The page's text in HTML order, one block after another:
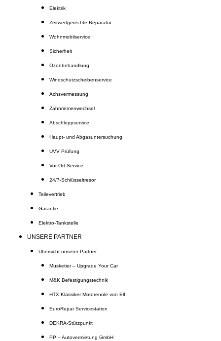
Elektrik
Zeitwertgerechte Reparatur
Wohnmobilservice
Sicherheit
Ozonbehandlung
Windschutzscheibenservice
Achsvermessung
Zahnriemenwechsel
Abschleppservice
Haupt- und Abgasuntersuchung
UVV Prüfung
Vor-Ort-Service
24/7-Schlüsseltresor
Teilevertrieb
Garantie
Elektro-Tankstelle
UNSERE PARTNER
Übersicht unserer Partner
Musketier – Upgrade Your Car
M&K Befestigungstechnik
HTX Klassiker Motorenöle von Elf
EuroRepar Servicestation
DEKRA-Stützpunkt
PP – Autovermietung GmbH